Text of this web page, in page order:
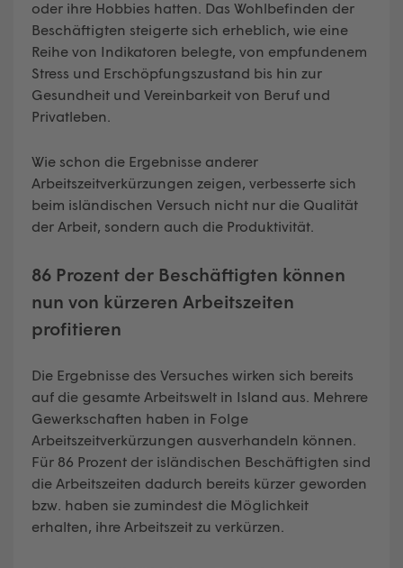
oder ihre Hobbies hatten. Das Wohlbefinden der
Beschäftigten steigerte sich erheblich, wie eine
Reihe von Indikatoren belegte, von empfundenem
Stress und Erschöpfungszustand bis hin zur
Gesundheit und Vereinbarkeit von Beruf und
Privatleben.
Wie schon die Ergebnisse anderer
Arbeitszeitverkürzungen zeigen, verbesserte sich
beim isländischen Versuch nicht nur die Qualität
der Arbeit, sondern auch die Produktivität.
86 Prozent der Beschäftigten können
nun von kürzeren Arbeitszeiten
profitieren
Die Ergebnisse des Versuches wirken sich bereits
auf die gesamte Arbeitswelt in Island aus. Mehrere
Gewerkschaften haben in Folge
Arbeitszeitverkürzungen ausverhandeln können.
Für 86 Prozent der isländischen Beschäftigten sind
die Arbeitszeiten dadurch bereits kürzer geworden
bzw. haben sie zumindest die Möglichkeit
erhalten, ihre Arbeitszeit zu verkürzen.